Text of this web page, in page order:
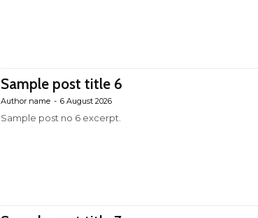
Sample post title 6
Author name - 6 August 2026
Sample post no 6 excerpt.